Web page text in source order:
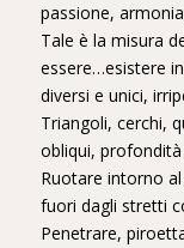
passione,
Tale è la misura
essere…esistere
diversi e unici,
Triangoli, cerchi,
obliqui, profondità
Ruotare intorno
fuori dagli stretti
Penetrare,